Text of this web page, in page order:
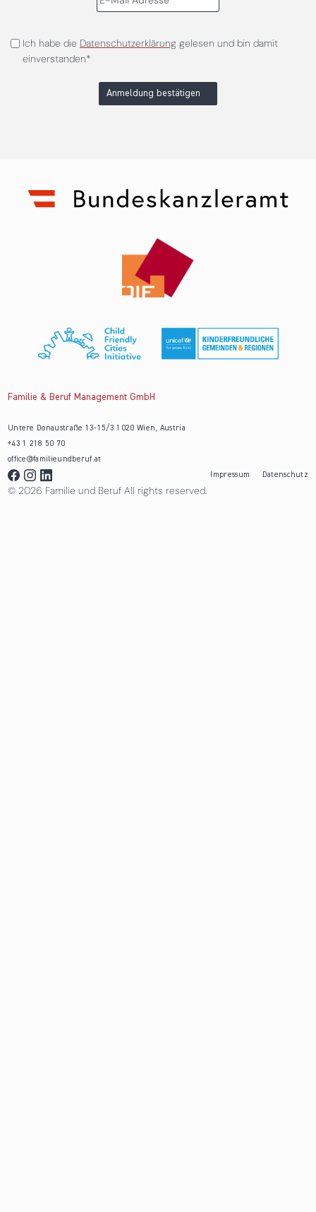
Ich habe die Datenschutzerklärunggelesen und bin damit
einverstanden*
Anmeldung bestätigen
Familie & Beruf Management GmbH
Untere Donaustraße 13-15/3 1020 Wien, Austria
+43 1 218 50 70
office@familieundberuf.at
Impressum
Datenschutz
© 2026 Familie und Beruf All rights reserved.